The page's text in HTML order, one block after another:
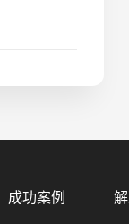
成功案例